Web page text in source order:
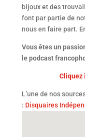
bijoux et des
font par partie de
nous en faire part.
Vous êtes un
le podcast
Cliquez
L’une de nos
: Disquaires